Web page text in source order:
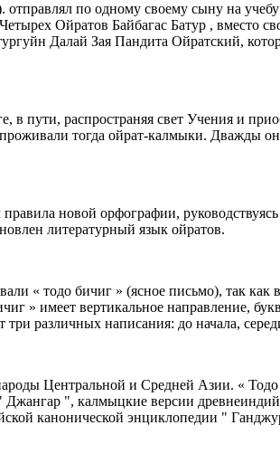
по одному своему сыну на учебу
Ойратов Байбагас Батур , вместо
Далай Зая Пандита Ойратский,
распространяя свет Учения и
тогда ойрат-калмыки. Дважды
новой орфографии, руководствуясь
литературный язык ойратов.
« тодо бичиг » (ясное письмо), так как
» имеет вертикальное направление,
различных написания: до начала,
Центральной и Средней Азии. «
Джангар ", калмыцкие версии
канонической энциклопедии "